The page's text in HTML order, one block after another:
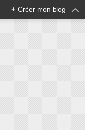
+ Créer mon blog